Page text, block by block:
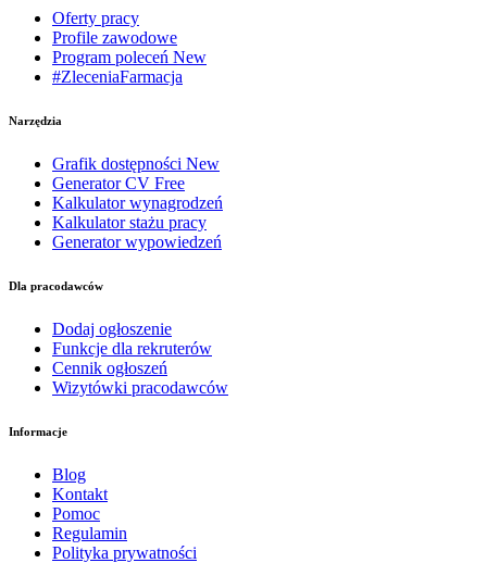
Oferty pracy
Profile zawodowe
Program poleceń New
#ZleceniaFarmacja
Narzędzia
Grafik dostępności New
Generator CV Free
Kalkulator wynagrodzeń
Kalkulator stażu pracy
Generator wypowiedzeń
Dla pracodawców
Dodaj ogłoszenie
Funkcje dla rekruterów
Cennik ogłoszeń
Wizytówki pracodawców
Informacje
Blog
Kontakt
Pomoc
Regulamin
Polityka prywatności